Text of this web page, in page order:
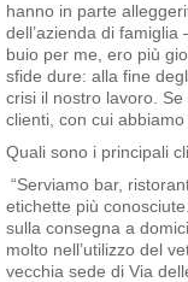
hanno in parte
dell’azienda di
buio per me, ero più
sfide dure: alla fine
crisi il nostro lavoro.
clienti, con cui
Quali sono i principali
“Serviamo bar,
etichette più
sulla consegna a
molto nell’utilizzo del
vecchia sede di Via